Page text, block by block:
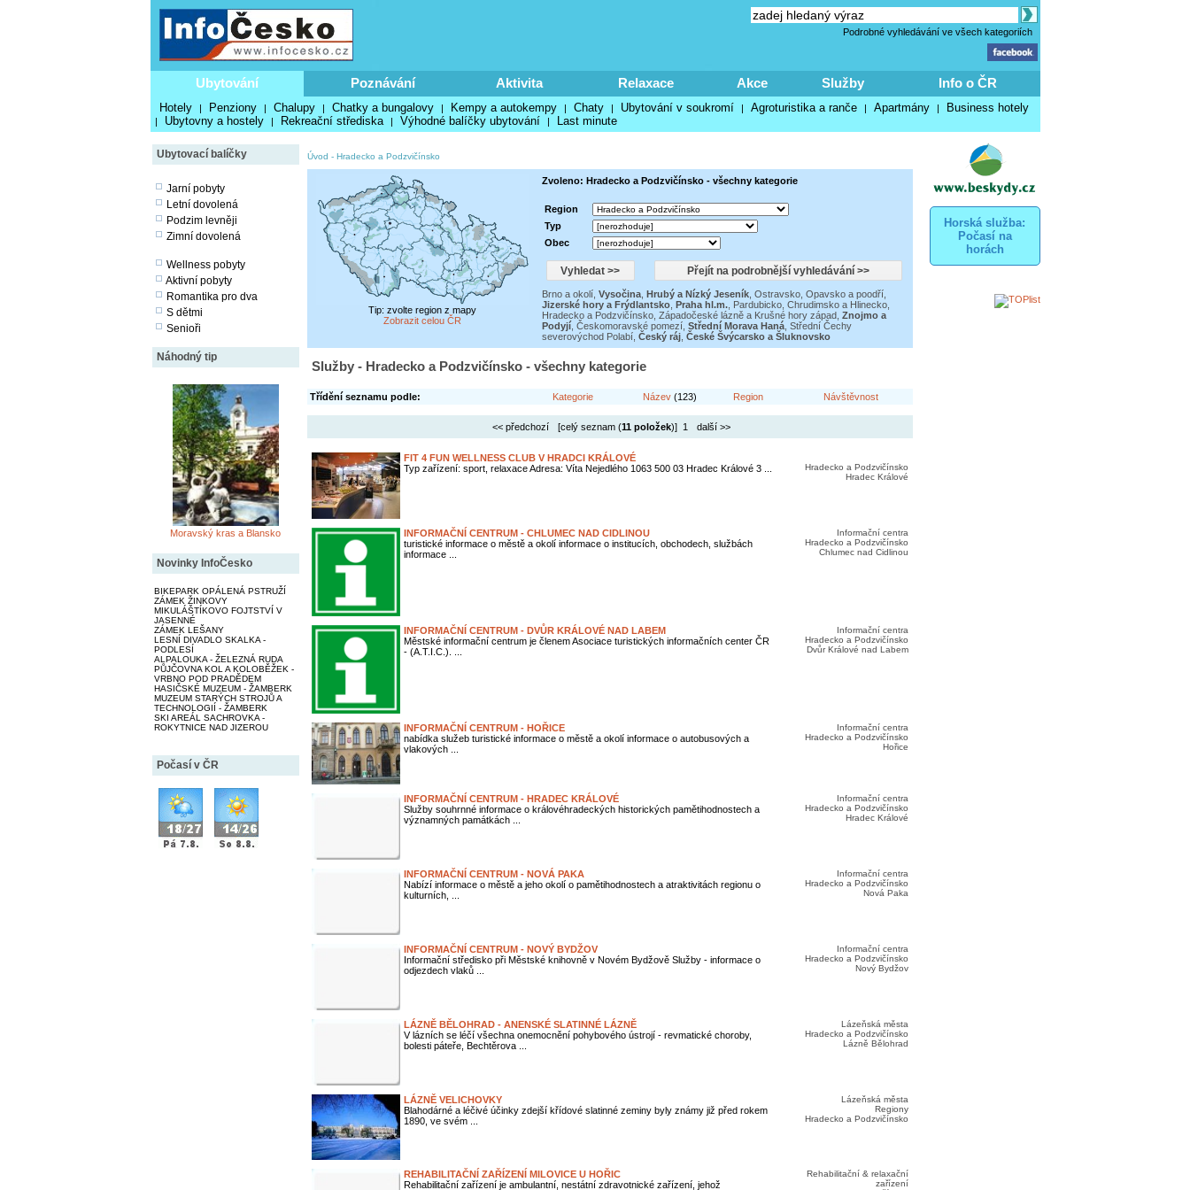
Podrobné vyhledávání ve všech kategoriích
Ubytování Poznávání Aktivita Relaxace Akce Služby Info o ČR
Hotely | Penziony | Chalupy | Chatky a bungalovy | Kempy a autokempy | Chaty | Ubytování v soukromí | Agroturistika a ranče | Apartmány | Business hotely
| Ubytovny a hostely | Rekreační střediska | Výhodné balíčky ubytování | Last minute
Ubytovací balíčky
Jarní pobyty
Letní dovolená
Podzim levněji
Zimní dovolená
Wellness pobyty
Aktivní pobyty
Romantika pro dva
S dětmi
Senioři
Náhodný tip
Moravský kras a Blansko
Novinky InfoČesko
BIKEPARK OPÁLENÁ PSTRUŽÍ
ZÁMEK ŽINKOVY
MIKULÁŠTÍKOVO FOJTSTVÍ V
JASENNÉ
ZÁMEK LEŠANY
LESNÍ DIVADLO SKALKA -
PODLESÍ
ALPALOUKA - ŽELEZNÁ RUDA
PŮJČOVNA KOL A KOLOBĚŽEK -
VRBNO POD PRADĚDEM
HASIČSKÉ MUZEUM - ŽAMBERK
MUZEUM STARÝCH STROJŮ A
TECHNOLOGIÍ - ŽAMBERK
SKI AREÁL SACHROVKA -
ROKYTNICE NAD JIZEROU
Počasí v ČR
Horská služba:
Počasí na
horách
Úvod - Hradecko a Podzvičínsko
Tip: zvolte region z mapy
Zobrazit celou ČR
Zvoleno: Hradecko a Podzvičínsko - všechny kategorie
Region
Typ
Obec
Brno a okolí, Vysočina, Hrubý a Nízký Jeseník, Ostravsko, Opavsko a poodří,
Jizerské hory a Frýdlantsko, Praha hl.m., Pardubicko, Chrudimsko a Hlinecko,
Hradecko a Podzvičínsko, Západočeské lázně a Krušné hory západ, Znojmo a
Podyjí, Českomoravské pomezí, Střední Morava Haná, Střední Čechy
severovýchod Polabí, Český ráj, České Švýcarsko a Šluknovsko
Služby - Hradecko a Podzvičínsko - všechny kategorie
Třídění seznamu podle: Kategorie Název(123) Region Návštěvnost
<< předchozí [celý seznam (11 položek)] 1 další >>
FIT 4 FUN WELLNESS CLUB V HRADCI KRÁLOVÉ
Typ zařízení: sport, relaxace Adresa: Víta Nejedlého 1063 500 03 Hradec Králové 3 ...
Hradecko a Podzvičínsko
Hradec Králové
INFORMAČNÍ CENTRUM - CHLUMEC NAD CIDLINOU
turistické informace o městě a okolí informace o institucích, obchodech, službách
informace ...
Informační centra
Hradecko a Podzvičínsko
Chlumec nad Cidlinou
INFORMAČNÍ CENTRUM - DVŮR KRÁLOVÉ NAD LABEM
Městské informační centrum je členem Asociace turistických informačních center ČR
- (A.T.I.C.). ...
Informační centra
Hradecko a Podzvičínsko
Dvůr Králové nad Labem
INFORMAČNÍ CENTRUM - HOŘICE
nabídka služeb turistické informace o městě a okolí informace o autobusových a
vlakových ...
Informační centra
Hradecko a Podzvičínsko
Hořice
INFORMAČNÍ CENTRUM - HRADEC KRÁLOVÉ
Služby souhrnné informace o královéhradeckých historických pamětihodnostech a
významných památkách ...
Informační centra
Hradecko a Podzvičínsko
Hradec Králové
INFORMAČNÍ CENTRUM - NOVÁ PAKA
Nabízí informace o městě a jeho okolí o pamětihodnostech a atraktivitách regionu o
kulturních, ...
Informační centra
Hradecko a Podzvičínsko
Nová Paka
INFORMAČNÍ CENTRUM - NOVÝ BYDŽOV
Informační středisko při Městské knihovně v Novém Bydžově Služby - informace o
odjezdech vlaků ...
Informační centra
Hradecko a Podzvičínsko
Nový Bydžov
LÁZNĚ BĚLOHRAD - ANENSKÉ SLATINNÉ LÁZNĚ
V lázních se léčí všechna onemocnění pohybového ústrojí - revmatické choroby,
bolesti páteře, Bechtěrova ...
Lázeňská města
Hradecko a Podzvičínsko
Lázně Bělohrad
LÁZNĚ VELICHOVKY
Blahodárné a léčivé účinky zdejší křídové slatinné zeminy byly známy již před rokem
1890, ve svém ...
Lázeňská města
Regiony
Hradecko a Podzvičínsko
REHABILITAČNÍ ZAŘÍZENÍ MILOVICE U HOŘIC
Rehabilitační zařízení je ambulantní, nestátní zdravotnické zařízení, jehož
Rehabilitační & relaxační
zařízení